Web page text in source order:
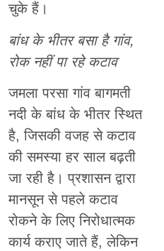
चुके हैं।
बांध के भीतर बसा है गांव,
रोक नहीं पा रहे कटाव
जमला परसा गांव बागमती
नदी के बांध के भीतर स्थित
है, जिसकी वजह से कटाव
की समस्या हर साल बढ़ती
जा रही है। प्रशासन द्वारा
मानसून से पहले कटाव
रोकने के लिए निरोधात्मक
कार्य कराए जाते हैं, लेकिन